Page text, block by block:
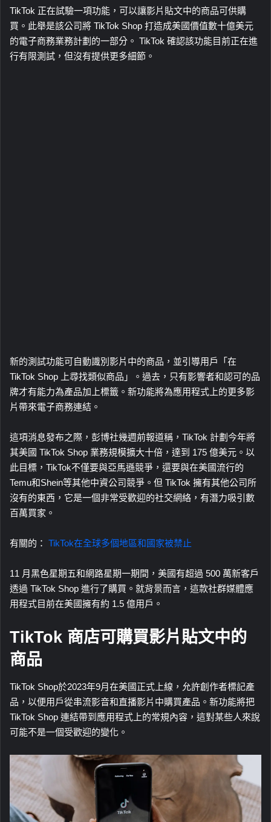
TikTok 正在試驗一項功能，可以讓影片貼文中的商品可供購
買。此舉是該公司將 TikTok Shop 打造成美國價值數十億美元
的電子商務業務計劃的一部分。 TikTok 確認該功能目前正在進
行有限測試，但沒有提供更多細節。
新的測試功能可自動識別影片中的商品，並引導用戶「在
TikTok Shop 上尋找類似商品」。過去，只有影響者和認可的品
牌才有能力為產品加上標籤。新功能將為應用程式上的更多影
片帶來電子商務連結。
這項消息發布之際，彭博社幾週前報道稱，TikTok 計劃今年將
其美國 TikTok Shop 業務規模擴大十倍，達到 175 億美元。以
此目標，TikTok不僅要與亞馬遜競爭，還要與在美國流行的
Temu和Shein等其他中資公司競爭。但 TikTok 擁有其他公司所
沒有的東西，它是一個非常受歡迎的社交網絡，有潛力吸引數
百萬買家。
有關的： TikTok在全球多個地區和國家被禁止
11 月黑色星期五和網路星期一期間，美國有超過 500 萬新客戶
透過 TikTok Shop 進行了購買。就背景而言，這款社群媒體應
用程式目前在美國擁有約 1.5 億用戶。
TikTok 商店可購買影片貼文中的
商品
TikTok Shop於2023年9月在美國正式上線，允許創作者標記產
品，以便用戶從串流影音和直播影片中購買產品。新功能將把
TikTok Shop 連結帶到應用程式上的常規內容，這對某些人來說
可能不是一個受歡迎的變化。